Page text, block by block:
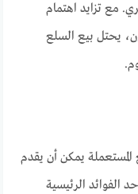
مع تزايد اهتمام
يحتل بيع السلع
يمكن أن يقدم
الفوائد الرئيسية